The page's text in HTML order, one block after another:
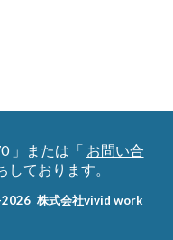
」または「 お問い合
しております。
株式会社vivid work